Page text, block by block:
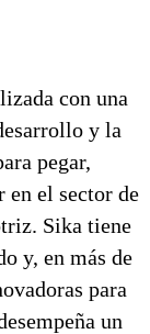
con una
y la
pegar,
en el sector de
Sika tiene
y, en más de
para
un